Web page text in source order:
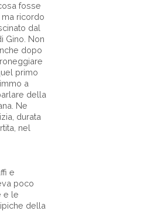
fosse
ricordo
dal
Gino. Non
dopo
primo
a
della
Ne
durata
nel
e
poco
e le
della